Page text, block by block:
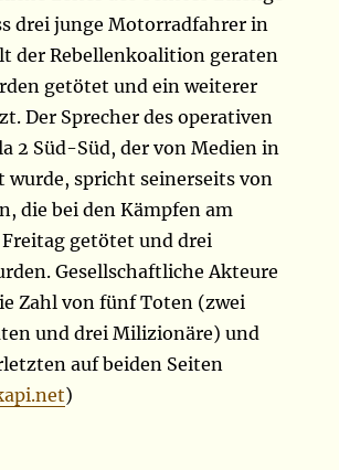
drei junge Motorradfahrer in
der Rebellenkoalition geraten
getötet und ein weiterer
Der Sprecher des operativen
2 Süd-Süd, der von Medien in
wurde, spricht seinerseits von
die bei den Kämpfen am
getötet und drei
Gesellschaftliche Akteure
Zahl von fünf Toten (zwei
und drei Milizionäre) und
auf beiden Seiten
)